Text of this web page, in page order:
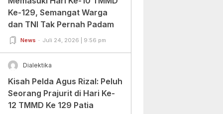
Ke-129, Semangat Warga
dan TNI Tak Pernah Padam
News Juli 24, 2026 | 9:56 pm
Dialektika
Kisah Pelda Agus Rizal: Peluh
Seorang Prajurit di Hari Ke-
12 TMMD Ke 129 Patia